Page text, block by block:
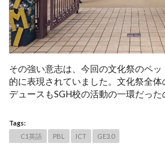
その強い意志は、今回の文化祭のペ
的に表現されていました。文化祭全
デュースもSGH校の活動の一環だった
Tags:
C1英語
PBL ICT GE3.0